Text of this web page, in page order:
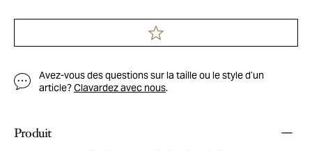
Avez-vous des questions sur la taille ou le style d’un
article?Clavardez avec nous.
Produit